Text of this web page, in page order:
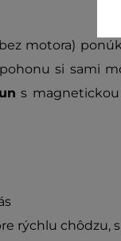
motora)
si sami
s
rýchlu chôdzu,